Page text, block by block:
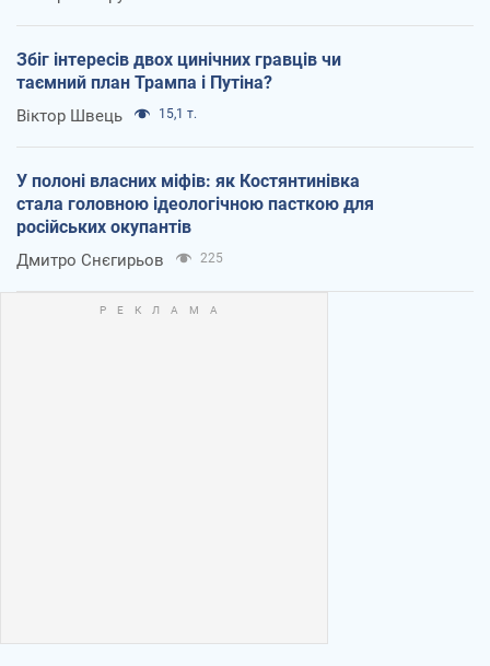
Збіг інтересів двох цинічних гравців чи
таємний план Трампа і Путіна?
Віктор Швець 15,1 т.
У полоні власних міфів: як Костянтинівка
стала головною ідеологічною пасткою для
російських окупантів
Дмитро Снєгирьов 225